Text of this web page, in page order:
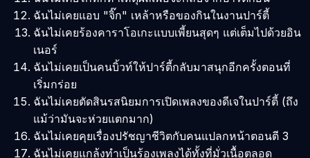
ฉันไม่เคยแอบ "จิ๊ก" เหล้าหรือของกินในงานปาร์ตี้
ฉันไม่เคยร้องคาราโอเกะแบบเพี้ยนสุดๆ แต่เต็มไปด้วยอิน
เนอร์
ฉันไม่เคยเป็นคนบิ้วท์ให้ปาร์ตี้กลับมาสนุกอีกครั้งตอนที่
เริ่มกร่อย
ฉันไม่เคยตัดสินรสนิยมการเปิดเพลงของดีเจในปาร์ตี้ (ถึง
แม้ว่ามันจะห่วยแตกมาก)
ฉันไม่เคยคุยเรื่องปรัชญาชีวิตกับคนแปลกหน้าตอนตี 3
ฉันไม่เคยแกล้งทำเป็นร้องเพลงได้ทั้งที่มั่วเนื้อตลอด